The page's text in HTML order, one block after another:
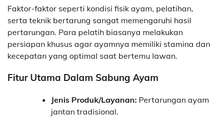
Faktor-faktor seperti kondisi fisik ayam, pelatihan,
serta teknik bertarung sangat memengaruhi hasil
pertarungan. Para pelatih biasanya melakukan
persiapan khusus agar ayamnya memiliki stamina dan
kecepatan yang optimal saat bertemu lawan.
Fitur Utama Dalam Sabung Ayam
Jenis Produk/Layanan: Pertarungan ayam
jantan tradisional.